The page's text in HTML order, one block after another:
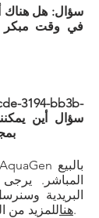
4). سؤال: هل
3194-bb3b-
المباشر.
البريدية
هناللمزيد من المعلومات.